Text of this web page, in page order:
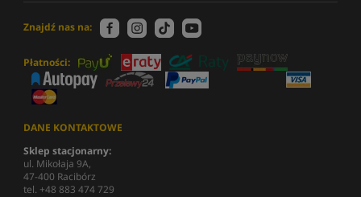
Znajdź nas na:
Płatności:
DANE KONTAKTOWE
Sklep stacjonarny:
ul. Mikołaja 9A,
47-400 Racibórz
tel. +48 883 474 729